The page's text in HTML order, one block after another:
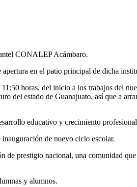
CONALEP Acámbaro.
en el patio principal de dicha
horas, del inicio a los trabajos del
del estado de Guanajuato, así que a
educativo y crecimiento
de nuevo ciclo escolar.
de prestigio nacional, una comunidad
y alumnos.